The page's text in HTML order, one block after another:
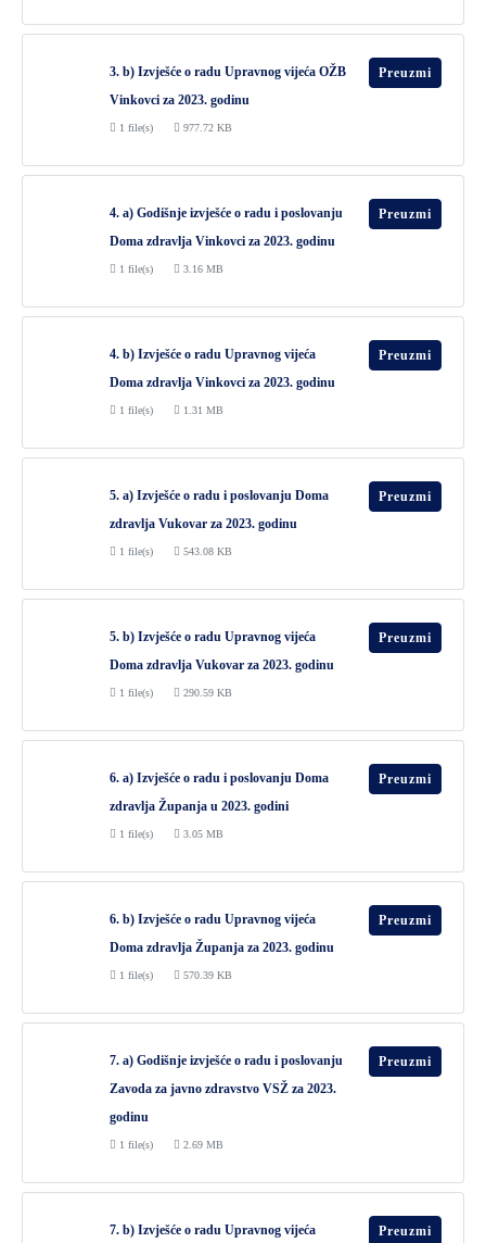
3. b) Izvješće o radu Upravnog vijeća OŽB
Vinkovci za 2023. godinu
1 file(s) 977.72 KB
Preuzmi
4. a) Godišnje izvješće o radu i poslovanju
Doma zdravlja Vinkovci za 2023. godinu
1 file(s) 3.16 MB
Preuzmi
4. b) Izvješće o radu Upravnog vijeća
Doma zdravlja Vinkovci za 2023. godinu
1 file(s) 1.31 MB
Preuzmi
5. a) Izvješće o radu i poslovanju Doma
zdravlja Vukovar za 2023. godinu
1 file(s) 543.08 KB
Preuzmi
5. b) Izvješće o radu Upravnog vijeća
Doma zdravlja Vukovar za 2023. godinu
1 file(s) 290.59 KB
Preuzmi
6. a) Izvješće o radu i poslovanju Doma
zdravlja Županja u 2023. godini
1 file(s) 3.05 MB
Preuzmi
6. b) Izvješće o radu Upravnog vijeća
Doma zdravlja Županja za 2023. godinu
1 file(s) 570.39 KB
Preuzmi
7. a) Godišnje izvješće o radu i poslovanju
Zavoda za javno zdravstvo VSŽ za 2023.
godinu
1 file(s) 2.69 MB
Preuzmi
7. b) Izvješće o radu Upravnog vijeća
Preuzmi